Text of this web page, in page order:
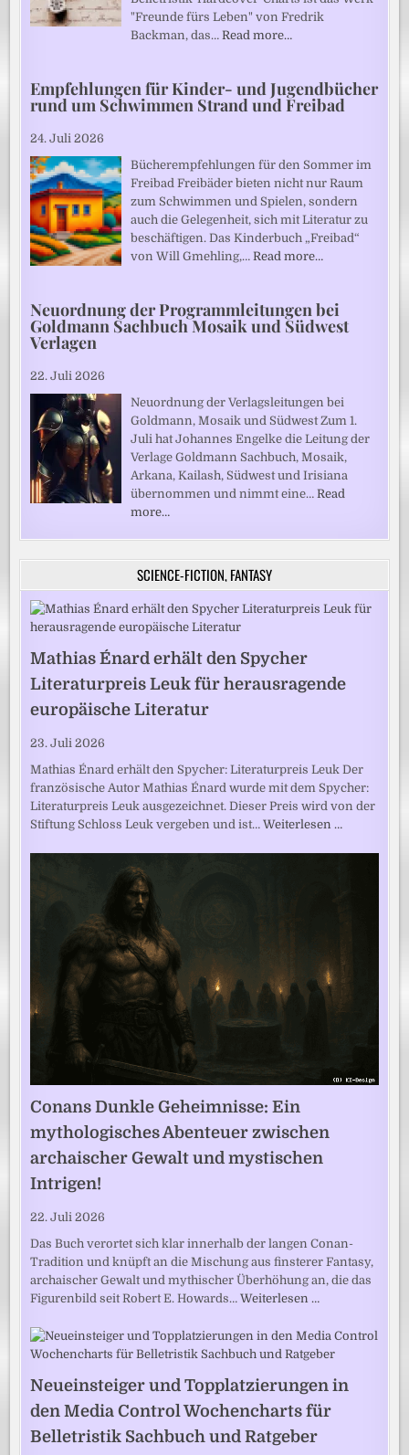
"Freunde fürs Leben" von Fredrik
Backman, das…Read more…
Empfehlungen für Kinder- und Jugendbücher
rund um Schwimmen Strand und Freibad
24. Juli 2026
Bücherempfehlungen für den Sommer im
Freibad Freibäder bieten nicht nur Raum
zum Schwimmen und Spielen, sondern
auch die Gelegenheit, sich mit Literatur zu
beschäftigen. Das Kinderbuch „Freibad“
von Will Gmehling,…Read more…
Neuordnung der Programmleitungen bei
Goldmann Sachbuch Mosaik und Südwest
Verlagen
22. Juli 2026
Neuordnung der Verlagsleitungen bei
Goldmann, Mosaik und Südwest Zum 1.
Juli hat Johannes Engelke die Leitung der
Verlage Goldmann Sachbuch, Mosaik,
Arkana, Kailash, Südwest und Irisiana
übernommen und nimmt eine…Read
more…
SCIENCE-FICTION, FANTASY
Mathias Énard erhält den Spycher
Literaturpreis Leuk für herausragende
europäische Literatur
23. Juli 2026
Mathias Énard erhält den Spycher: Literaturpreis Leuk Der
französische Autor Mathias Énard wurde mit dem Spycher:
Literaturpreis Leuk ausgezeichnet. Dieser Preis wird von der
Stiftung Schloss Leuk vergeben und ist…Weiterlesen …
Conans Dunkle Geheimnisse: Ein
mythologisches Abenteuer zwischen
archaischer Gewalt und mystischen
Intrigen!
22. Juli 2026
Das Buch verortet sich klar innerhalb der langen Conan-
Tradition und knüpft an die Mischung aus finsterer Fantasy,
archaischer Gewalt und mythischer Überhöhung an, die das
Figurenbild seit Robert E. Howards…Weiterlesen …
Neueinsteiger und Topplatzierungen in
den Media Control Wochencharts für
Belletristik Sachbuch und Ratgeber